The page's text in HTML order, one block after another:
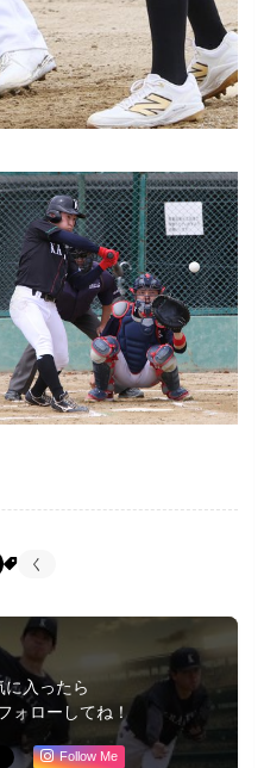
く
に入ったら
ォローしてね！
Follow Me